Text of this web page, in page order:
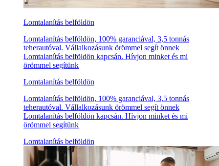
Lomtalanítás belföldön
Lomtalanítás belföldön, 100% garanciával, 3,5 tonnás
teherautóval. Vállalkozásunk örömmel segít önnek
Lomtalanítás belföldön kapcsán. Hívjon minket és mi
örömmel segítünk
Lomtalanítás belföldön
Lomtalanítás belföldön, 100% garanciával, 3,5 tonnás
teherautóval. Vállalkozásunk örömmel segít önnek
Lomtalanítás belföldön kapcsán. Hívjon minket és mi
örömmel segítünk
Lomtalanítás belföldön